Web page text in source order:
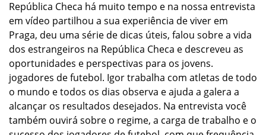
República Checa há muito tempo e na nossa entrevista
em vídeo partilhou a sua experiência de viver em
Praga, deu uma série de dicas úteis, falou sobre a vida
dos estrangeiros na República Checa e descreveu as
oportunidades e perspectivas para os jovens.
jogadores de futebol. Igor trabalha com atletas de todo
o mundo e todos os dias observa e ajuda a galera a
alcançar os resultados desejados. Na entrevista você
também ouvirá sobre o regime, a carga de trabalho e o